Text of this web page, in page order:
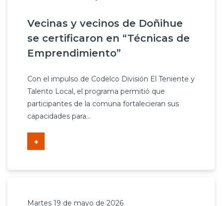
Vecinas y vecinos de Doñihue
se certificaron en “Técnicas de
Emprendimiento”
Con el impulso de Codelco División El Teniente y
Talento Local, el programa permitió que
participantes de la comuna fortalecieran sus
capacidades para...
+
Martes 19 de mayo de 2026